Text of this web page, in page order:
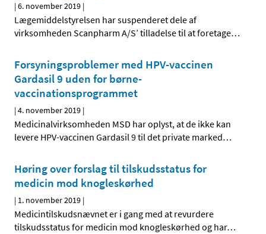
|6. november 2019 |
Lægemiddelstyrelsen har suspenderet dele af
virksomheden Scanpharm A/S’ tilladelse til at foretage…
Forsyningsproblemer med HPV-vaccinen
Gardasil 9 uden for børne-
vaccinationsprogrammet
|4. november 2019 |
Medicinalvirksomheden MSD har oplyst, at de ikke kan
levere HPV-vaccinen Gardasil 9 til det private marked…
Høring over forslag til tilskudsstatus for
medicin mod knogleskørhed
| 1. november 2019 |
Medicintilskudsnævnet er i gang med at revurdere
tilskudsstatus for medicin mod knogleskørhed og har…